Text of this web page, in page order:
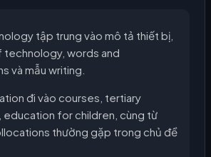
tập trung vào mô tả thiết bị,
words and
và mẫu writing.
đi vào courses, tertiary
education for children, cùng từ
thường gặp trong chủ đề